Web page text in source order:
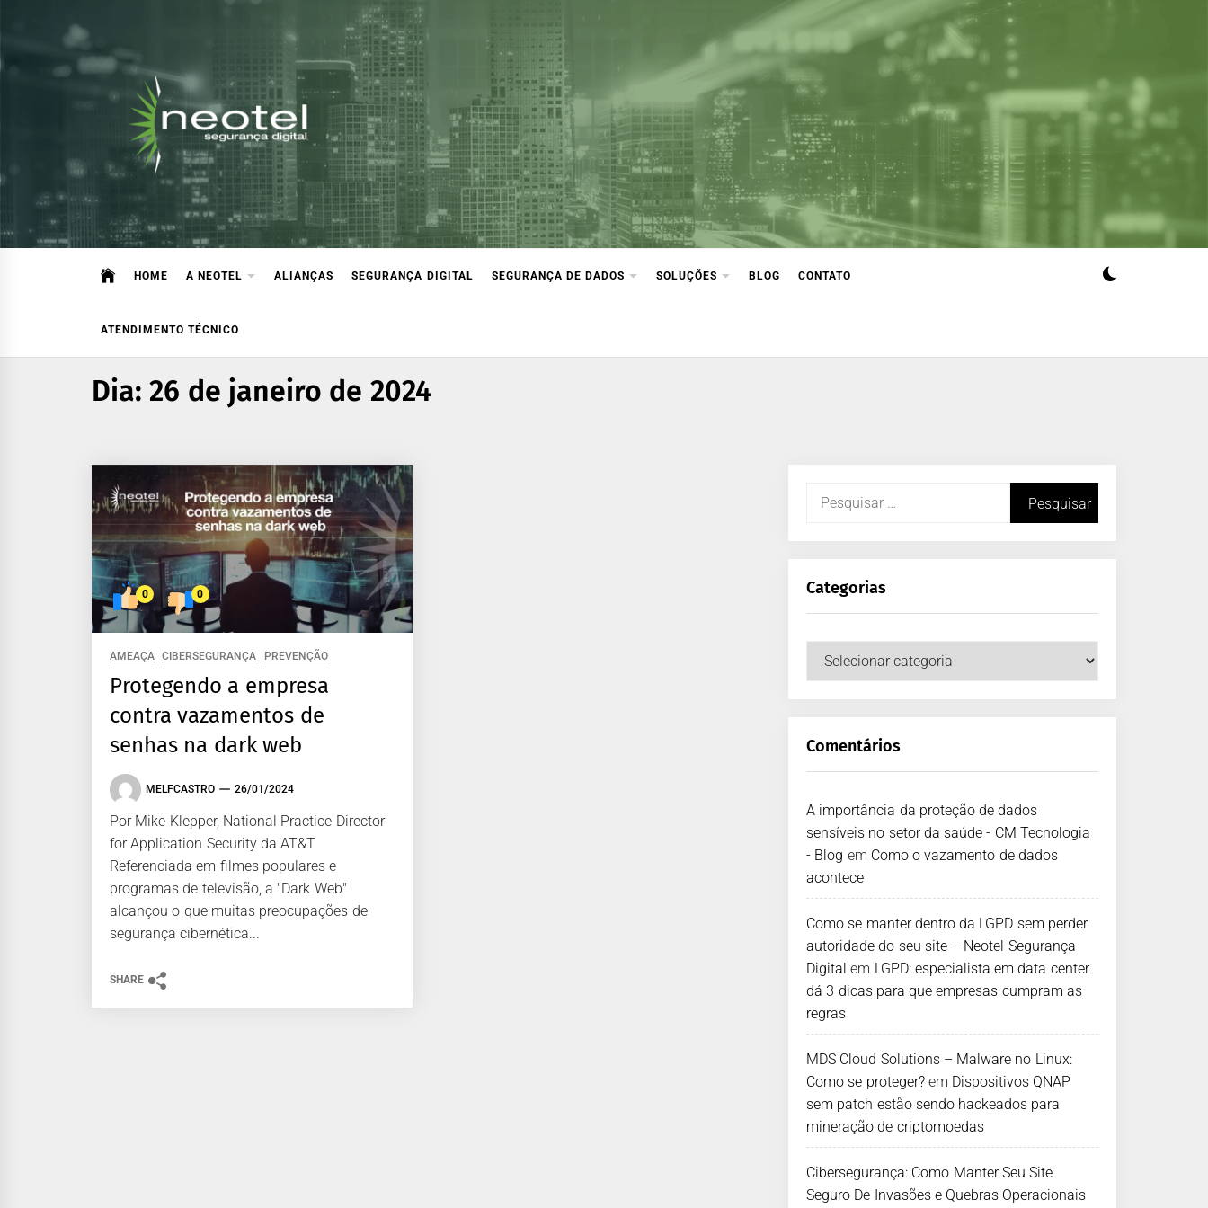
Blog da Neotel Segurança Digital
Informações e notícias sobre segurança digital, legislação e compliance
HOME A NEOTEL ALIANÇAS SEGURANÇA DIGITAL SEGURANÇA DE DADOS SOLUÇÕES BLOG CONTATO
ATENDIMENTO TÉCNICO
Dia:26 de janeiro de 2024
0 0
AMEAÇA CIBERSEGURANÇA PREVENÇÃO
Protegendo a empresa
contra vazamentos de
senhas na dark web
MELFCASTRO 26/01/2024
Por Mike Klepper, National Practice Director
for Application Security da AT&T
Referenciada em filmes populares e
programas de televisão, a "Dark Web"
alcançou o que muitas preocupações de
segurança cibernética...
SHARE
Categorias
Comentários
A importância da proteção de dados
sensíveis no setor da saúde - CM Tecnologia
- Blog em Como o vazamento de dados
acontece
Como se manter dentro da LGPD sem perder
autoridade do seu site – Neotel Segurança
Digital em LGPD: especialista em data center
dá 3 dicas para que empresas cumpram as
regras
MDS Cloud Solutions – Malware no Linux:
Como se proteger?em Dispositivos QNAP
sem patch estão sendo hackeados para
mineração de criptomoedas
Cibersegurança: Como Manter Seu Site
Seguro De Invasões e Quebras Operacionais